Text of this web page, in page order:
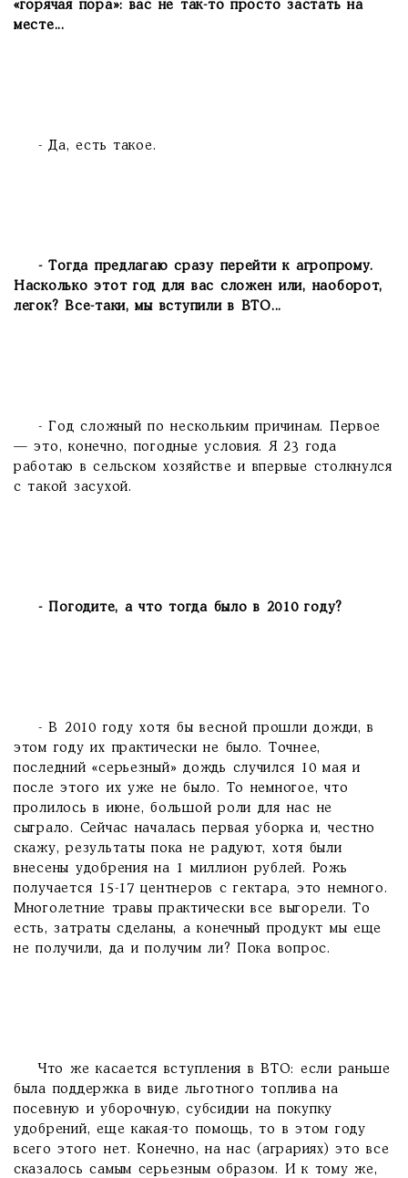
«горячая пора»: вас не так-то просто застать на
месте...
- Да, есть такое.
- Тогда предлагаю сразу перейти к агропрому.
Насколько этот год для вас сложен или, наоборот,
легок? Все-таки, мы вступили в ВТО...
- Год сложный по нескольким причинам. Первое
— это, конечно, погодные условия. Я 23 года
работаю в сельском хозяйстве и впервые столкнулся
с такой засухой.
- Погодите, а что тогда было в 2010 году?
- В 2010 году хотя бы весной прошли дожди, в
этом году их практически не было. Точнее,
последний «серьезный» дождь случился 10 мая и
после этого их уже не было. То немногое, что
пролилось в июне, большой роли для нас не
сыграло. Сейчас началась первая уборка и, честно
скажу, результаты пока не радуют, хотя были
внесены удобрения на 1 миллион рублей. Рожь
получается 15-17 центнеров с гектара, это немного.
Многолетние травы практически все выгорели. То
есть, затраты сделаны, а конечный продукт мы еще
не получили, да и получим ли? Пока вопрос.
Что же касается вступления в ВТО: если раньше
была поддержка в виде льготного топлива на
посевную и уборочную, субсидии на покупку
удобрений, еще какая-то помощь, то в этом году
всего этого нет. Конечно, на нас (аграриях) это все
сказалось самым серьезным образом. И к тому же,